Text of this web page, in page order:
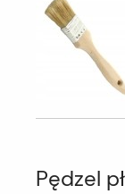
Pędzel